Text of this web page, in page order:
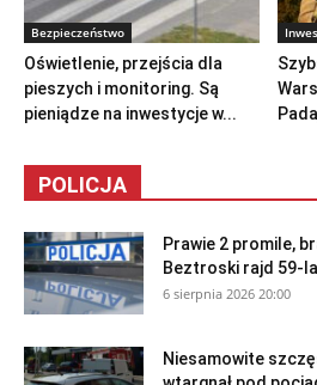
Bezpieczeństwo
Oświetlenie, przejścia dla
pieszych i monitoring. Są
pieniądze na inwestycje w...
POLICJA
Prawie 2 promile,
Beztroski rajd 59-
6 sierpnia 2026 20:00
Niesamowite